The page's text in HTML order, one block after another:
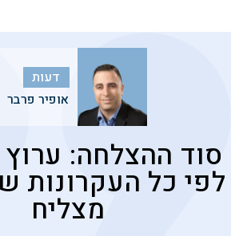
דעות
אופיר פרבר
לפי כל העקרונות
מצליח